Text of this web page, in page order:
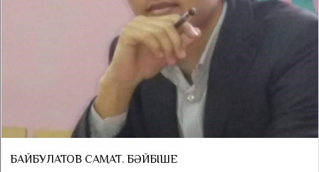
БАЙБУЛАТОВ САМАТ. БӘЙБІШЕ